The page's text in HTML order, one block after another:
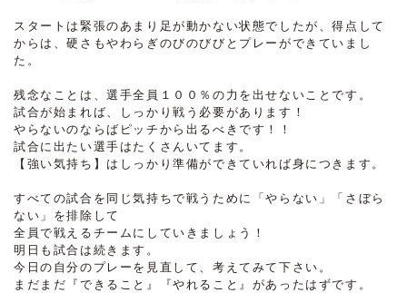
スタートは緊張のあまり足が動かない状態でしたが、得点して
からは、硬さもやわらぎのびのびびとプレーができていまし
た。
残念なことは、選手全員１００％の力を出せないことです。
試合が始まれば、しっかり戦う必要があります！
やらないのならばピッチから出るべきです！！
試合に出たい選手はたくさんいてます。
【強い気持ち】はしっかり準備ができていれば身につきます。
すべての試合を同じ気持ちで戦うために「やらない」「さぼら
ない」を排除して
全員で戦えるチームにしていきましょう！
明日も試合は続きます。
今日の自分のプレーを見直して、考えてみて下さい。
まだまだ『できること』『やれること』があったはずです。